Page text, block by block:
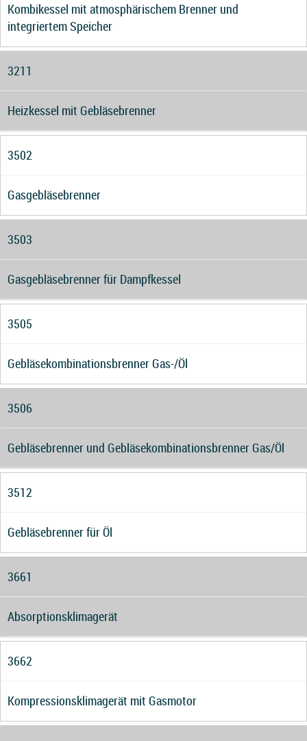
Kombikessel mit atmosphärischem Brenner und
integriertem Speicher
3211
Heizkessel mit Gebläsebrenner
3502
Gasgebläsebrenner
3503
Gasgebläsebrenner für Dampfkessel
3505
Gebläsekombinationsbrenner Gas-/Öl
3506
Gebläsebrenner und Gebläsekombinationsbrenner Gas/Öl
3512
Gebläsebrenner für Öl
3661
Absorptionsklimagerät
3662
Kompressionsklimagerät mit Gasmotor